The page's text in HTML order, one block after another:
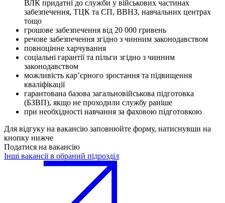
ВЛК придатні до служби у військових частинах
забезпечення, ТЦК та СП, ВВНЗ, навчальних центрах
тощо
грошове забезпечення від 20 000 гривень
речове забезпечення згідно з чинним законодавством
повноцінне харчування
соціальні гарантії та пільги згідно з чинним
законодавством
можливість карʼєрного зростання та підвищення
кваліфікації
гарантована базова загальновійськова підготовка
(БЗВП), якщо не проходили службу раніше
при необхідності навчання за фаховою підготовкою
Для відгуку на вакансію заповнюйте форму, натиснувши на
кнопку нижче
Податися на вакансію
Інші вакансії в обраний підрозділ